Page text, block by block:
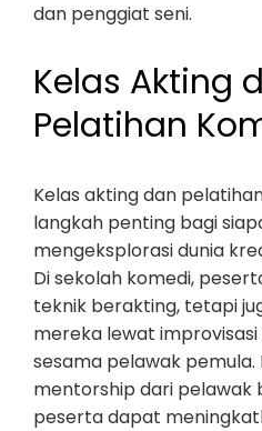
dan penggiat seni.
Kelas Akting
Pelatihan
Kelas akting dan
langkah penting bagi
mengeksplorasi dunia
Di sekolah komedi,
teknik berakting, tetapi
mereka lewat
sesama pelawak
mentorship dari pelawak
peserta dapat